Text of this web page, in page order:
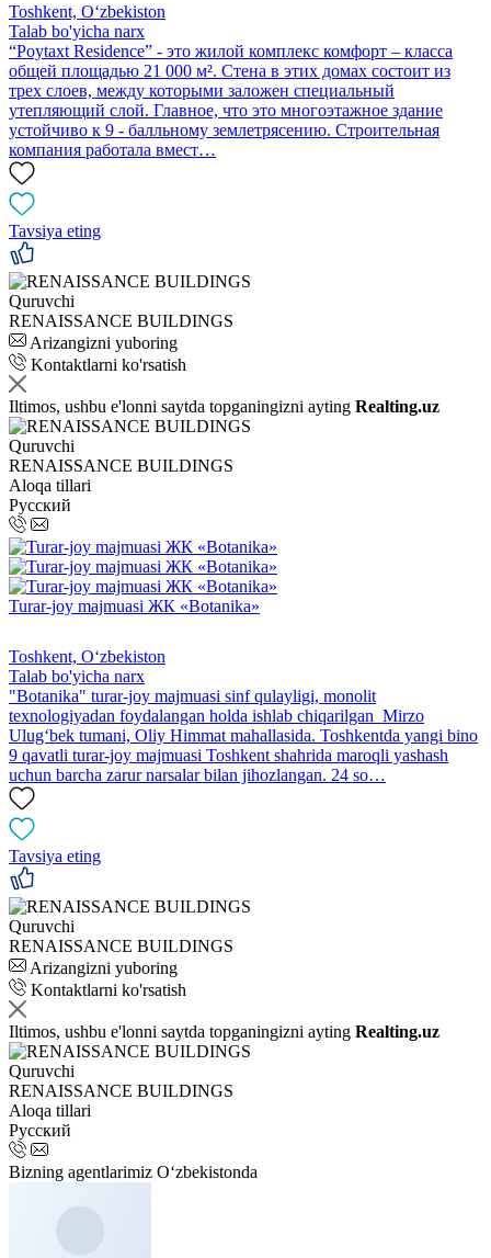
Toshkent, Oʻzbekiston
Talab bo'yicha narx
“Poytaxt Residence” - это жилой комплекс комфорт – класса
общей площадью 21 000 м². Стена в этих домах состоит из
трех слоев, между которыми заложен специальный
утепляющий слой. Главное, что это многоэтажное здание
устойчиво к 9 - балльному землетрясению. Строительная
компания работала вмест…
Tavsiya eting
Quruvchi
RENAISSANCE BUILDINGS
Arizangizni yuboring
Kontaktlarni ko'rsatish
Iltimos, ushbu e'lonni saytda topganingizni ayting Realting.uz
Quruvchi
RENAISSANCE BUILDINGS
Aloqa tillari
Русский
Turar-joy majmuasi ЖК «Botanika»
Toshkent, Oʻzbekiston
Talab bo'yicha narx
"Botanika" turar-joy majmuasi sinf qulayligi, monolit
texnologiyadan foydalangan holda ishlab chiqarilgan Mirzo
Ulug‘bek tumani, Oliy Himmat mahallasida. Toshkentda yangi bino
9 qavatli turar-joy majmuasi Toshkent shahrida maroqli yashash
uchun barcha zarur narsalar bilan jihozlangan. 24 so…
Tavsiya eting
Quruvchi
RENAISSANCE BUILDINGS
Arizangizni yuboring
Kontaktlarni ko'rsatish
Iltimos, ushbu e'lonni saytda topganingizni ayting Realting.uz
Quruvchi
RENAISSANCE BUILDINGS
Aloqa tillari
Русский
Bizning agentlarimiz O‘zbekistonda